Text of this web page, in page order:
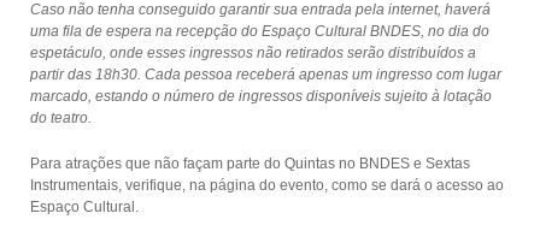
Caso não tenha conseguido garantir sua entrada pela internet, haverá
uma fila de espera na recepção do Espaço Cultural BNDES, no dia do
espetáculo, onde esses ingressos não retirados serão distribuídos a
partir das 18h30. Cada pessoa receberá apenas um ingresso com lugar
marcado, estando o número de ingressos disponíveis sujeito à lotação
do teatro.
Para atrações que não façam parte do Quintas no BNDES e Sextas
Instrumentais, verifique, na página do evento, como se dará o acesso ao
Espaço Cultural.